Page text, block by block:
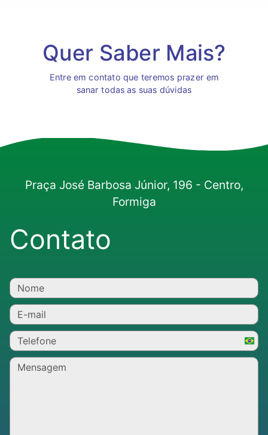
Quer Saber Mais?
Entre em contato que teremos prazer em
sanar todas as suas dúvidas
Praça José Barbosa Júnior, 196 - Centro,
Formiga
Contato
+55